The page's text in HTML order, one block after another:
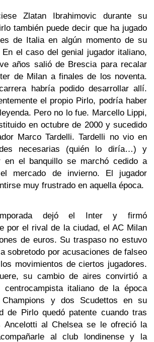
Zlatan Ibrahimovic durante su
también puede decir que ha jugado
de Italia en algún momento de su
el caso del genial jugador italiano,
años salió de Brescia para recalar
de Milan a finales de los noventa.
habría podido desarrollar allí.
el propio Pirlo, podría haber
Pero no lo fue. Marcello Lippi,
en octubre de 2000 y sucedido
Marco Tardelli. Tardelli no vio en
necesarias (quién lo diría…) y
en el banquillo se marchó cedido a
mercado de invierno. El jugador
muy frustrado en aquella época.
dejó el Inter y firmó
por el rival de la ciudad, el AC Milan
de euros. Su traspaso no estuvo
sobretodo por acusaciones de falseo
movimientos de ciertos jugadores.
su cambio de aires convirtió a
italiano de la época
y dos Scudettos en su
de Pirlo quedó patente cuando tras
Ancelotti al Chelsea se le ofreció la
al club londinense y la